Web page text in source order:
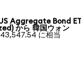
Aggregate Bond
から 韓国ウォン
に相当